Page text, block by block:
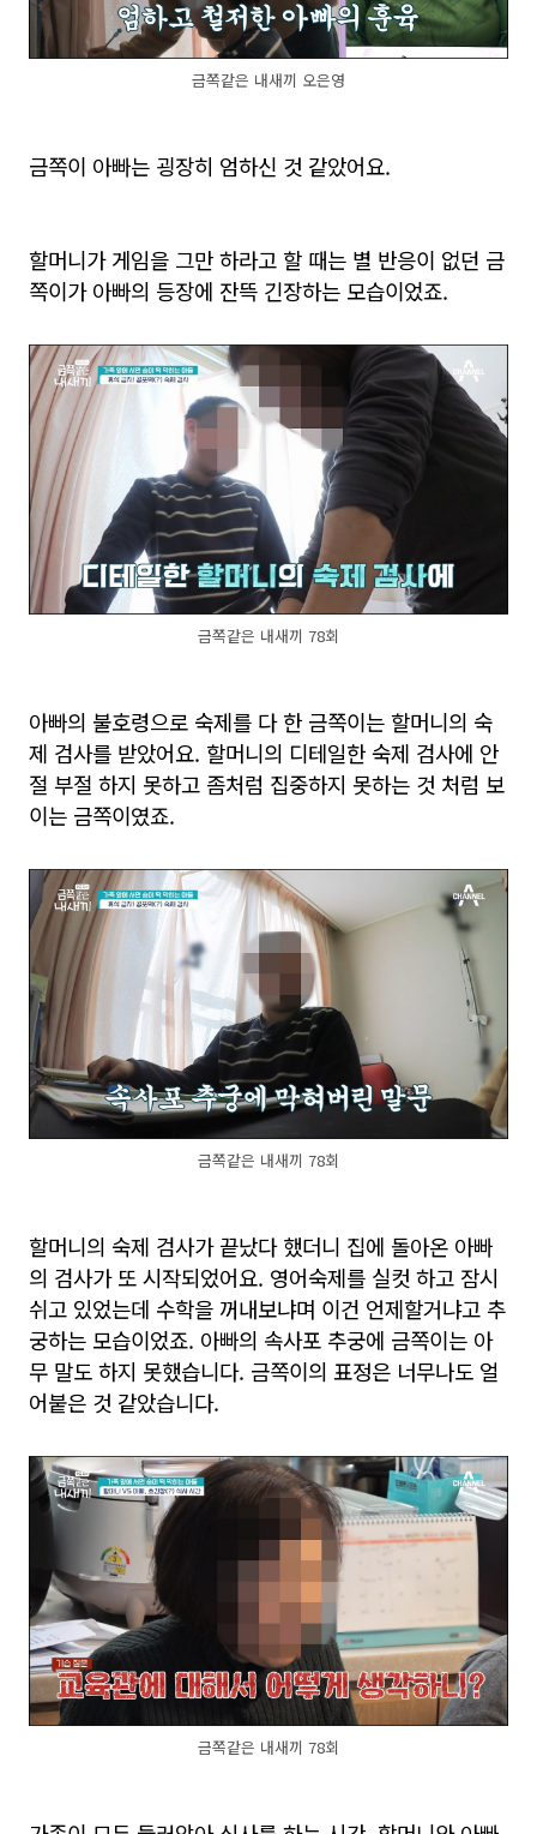
금쪽같은 내새끼 오은영
금쪽이 아빠는 굉장히 엄하신 것 같았어요.
할머니가 게임을 그만 하라고 할 때는 별 반응이 없던 금
쪽이가 아빠의 등장에 잔뜩 긴장하는 모습이었죠.
금쪽같은 내새끼 78회
아빠의 불호령으로 숙제를 다 한 금쪽이는 할머니의 숙
제 검사를 받았어요. 할머니의 디테일한 숙제 검사에 안
절 부절 하지 못하고 좀처럼 집중하지 못하는 것 처럼 보
이는 금쪽이였죠.
금쪽같은 내새끼 78회
할머니의 숙제 검사가 끝났다 했더니 집에 돌아온 아빠
의 검사가 또 시작되었어요. 영어숙제를 실컷 하고 잠시
쉬고 있었는데 수학을 꺼내보냐며 이건 언제할거냐고 추
궁하는 모습이었죠. 아빠의 속사포 추궁에 금쪽이는 아
무 말도 하지 못했습니다. 금쪽이의 표정은 너무나도 얼
어붙은 것 같았습니다.
금쪽같은 내새끼 78회